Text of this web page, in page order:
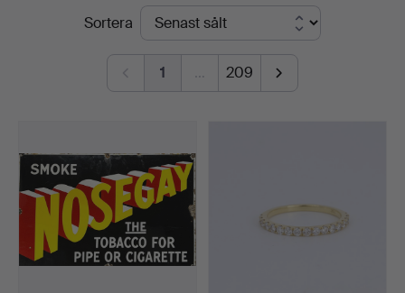
Auctions
SlutpriserSortera
1 … 209